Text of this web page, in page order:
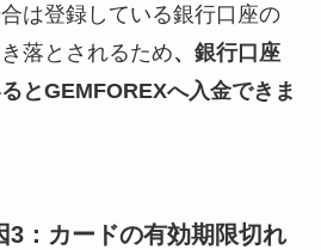
は登録している銀行口座の
落とされるため、銀行口座
とGEMFOREXへ入金できま
3：カードの有効期限切れ